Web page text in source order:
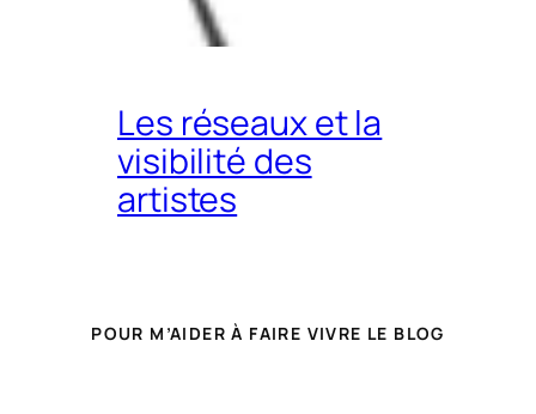
Les réseaux et la
visibilité des
artistes
POUR M’AIDER À FAIRE VIVRE LE BLOG